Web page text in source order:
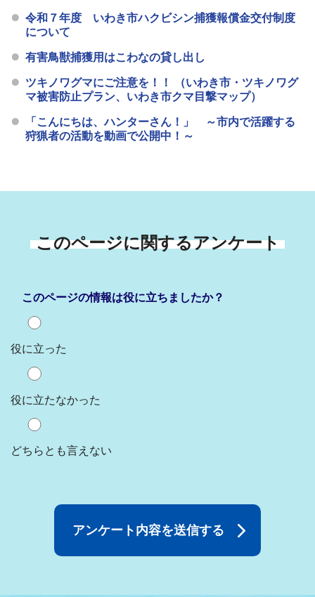
令和７年度 いわき市ハクビシン捕獲報償金交付制度
について
有害鳥獣捕獲用はこわなの貸し出し
ツキノワグマにご注意を！！ （いわき市・ツキノワグ
マ被害防止プラン、いわき市クマ目撃マップ）
「こんにちは、ハンターさん！」 ～市内で活躍する
狩猟者の活動を動画で公開中！～
このページに関するアンケート
このページの情報は役に立ちましたか？
役に立った
役に立たなかった
どちらとも言えない